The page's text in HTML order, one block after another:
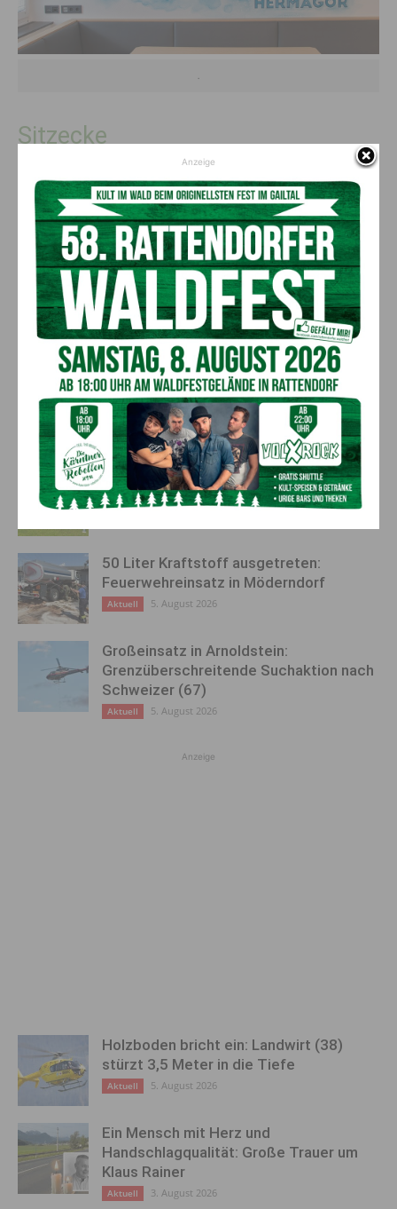
.
Sitzecke
Die Sitzecke wurde mit einer Wandmalerei geschmückt. Hier
hat das Team von Wieser Art das Feuerwehr Wappen in Szene
gesetzt. Um die Verbindung zur großen Gestaltung
herzustellen wurde der Hintergrund ebenfalls in Blau gehalten.
“Gott zur Ehr, dem Nächsten zur Wehr!”
Vorheriger Artikel
Zucchero gastiert in Kärnten
Nächster Artikel
Kärntner Landesjägertag 2018
in Arnoldstein
AKTUELLES
Kirchtag in St. Lorenzen
Aktuell 6. August 2026
50 Liter Kraftstoff ausgetreten:
Feuerwehreinsatz in Möderndorf
Aktuell 5. August 2026
Großeinsatz in Arnoldstein:
Grenzüberschreitende Suchaktion nach
Schweizer (67)
Aktuell 5. August 2026
Anzeige
Holzboden bricht ein: Landwirt (38)
stürzt 3,5 Meter in die Tiefe
Aktuell 5. August 2026
Ein Mensch mit Herz und
Handschlagqualität: Große Trauer um
Klaus Rainer
Aktuell 3. August 2026
Anzeige